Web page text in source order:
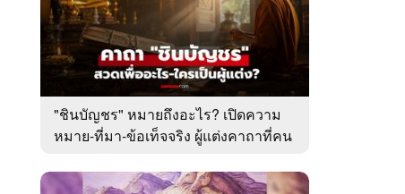
"ชินบัญชร" หมายถึงอะไร? เปิดความ
หมาย-ที่มา-ข้อเท็จจริง ผู้แต่งคาถาที่คน